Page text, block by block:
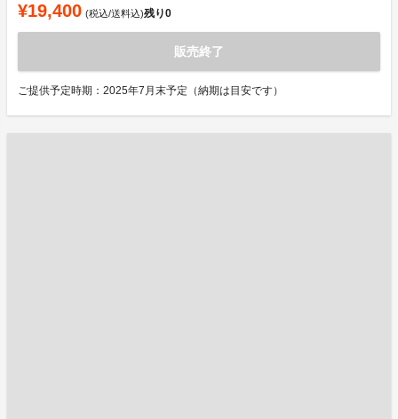
¥19,400 (税込/送料込)残り0
販売終了
ご提供予定時期：2025年7月末予定（納期は目安です）